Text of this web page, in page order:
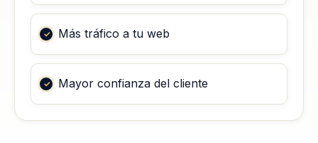
Más tráfico a tu web
Mayor confianza del cliente